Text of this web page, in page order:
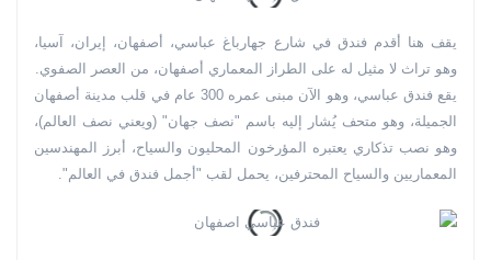
يقف هنا أقدم فندق في شارع جهارباغ عباسي، أصفهان، إيران، آسيا،
وهو تراث لا مثيل له على الطراز المعماري أصفهان، من العصر الصفوي.
يقع فندق عباسي، وهو الآن مبنى عمره 300 عام في قلب مدينة أصفهان
الجميلة، وهو متحف يُشار إليه باسم "نصف جهان" (ويعني نصف العالم)،
وهو نصب تذكاري يعتبره المؤرخون المحليون والسياح، أبرز المهندسين
المعماريين والسياح المحترفين، يحمل لقب "أجمل فندق في العالم".